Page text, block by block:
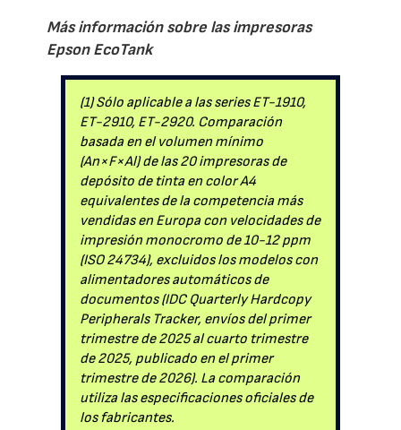
Más información sobre las impresoras
Epson EcoTank
(1) Sólo aplicable a las series ET-1910,
ET-2910, ET-2920. Comparación
basada en el volumen mínimo
(An×F×Al) de las 20 impresoras de
depósito de tinta en color A4
equivalentes de la competencia más
vendidas en Europa con velocidades de
impresión monocromo de 10-12 ppm
(ISO 24734), excluidos los modelos con
alimentadores automáticos de
documentos (IDC Quarterly Hardcopy
Peripherals Tracker, envíos del primer
trimestre de 2025 al cuarto trimestre
de 2025, publicado en el primer
trimestre de 2026). La comparación
utiliza las especificaciones oficiales de
los fabricantes.